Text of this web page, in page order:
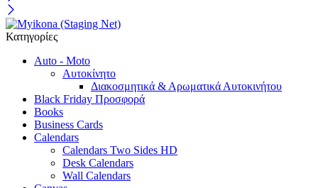
Κατηγορίες
Auto - Moto
Αυτοκίνητο
Διακοσμητικά & Αρωματικά Αυτοκινήτου
Black Friday Προσφορά
Books
Business Cards
Calendars
Calendars Two Sides HD
Desk Calendars
Wall Calendars